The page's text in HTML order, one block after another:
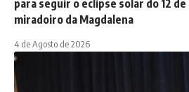
para seguir o eclipse solar do 12
miradoiro da Magdalena
4 de Agosto de 2026